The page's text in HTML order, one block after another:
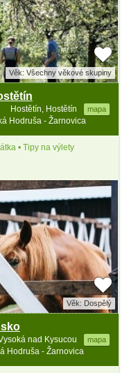
Věk: Všechny věkové skupiny
Hostětín, Hostětín mapa
Hodruša - Žarnovica
• Tipy na výlety
Věk: Dospělý
nad Kysucou mapa
Hodruša - Žarnovica